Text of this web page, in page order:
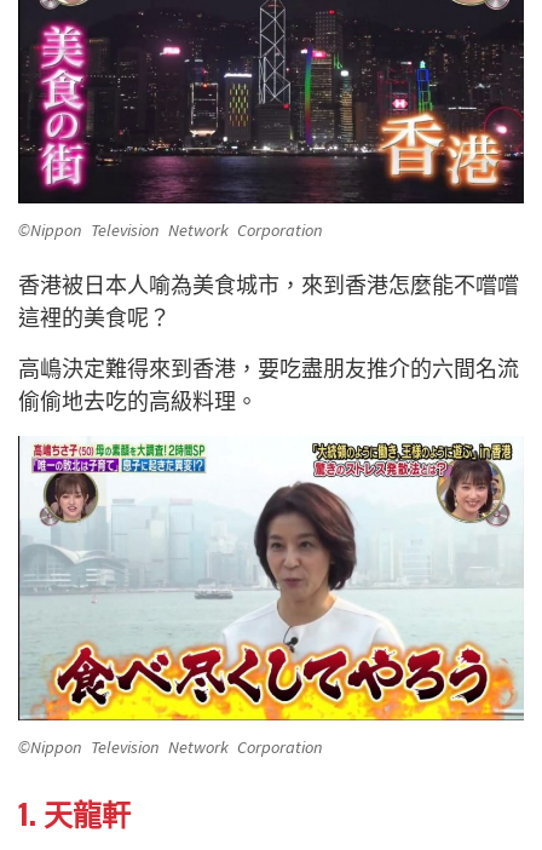
©Nippon Television Network Corporation
香港被日本人喻為美食城市，來到香港怎麼能不嚐嚐
這裡的美食呢？
高嶋決定難得來到香港，要吃盡朋友推介的六間名流
偷偷地去吃的高級料理。
©Nippon Television Network Corporation
1. 天龍軒